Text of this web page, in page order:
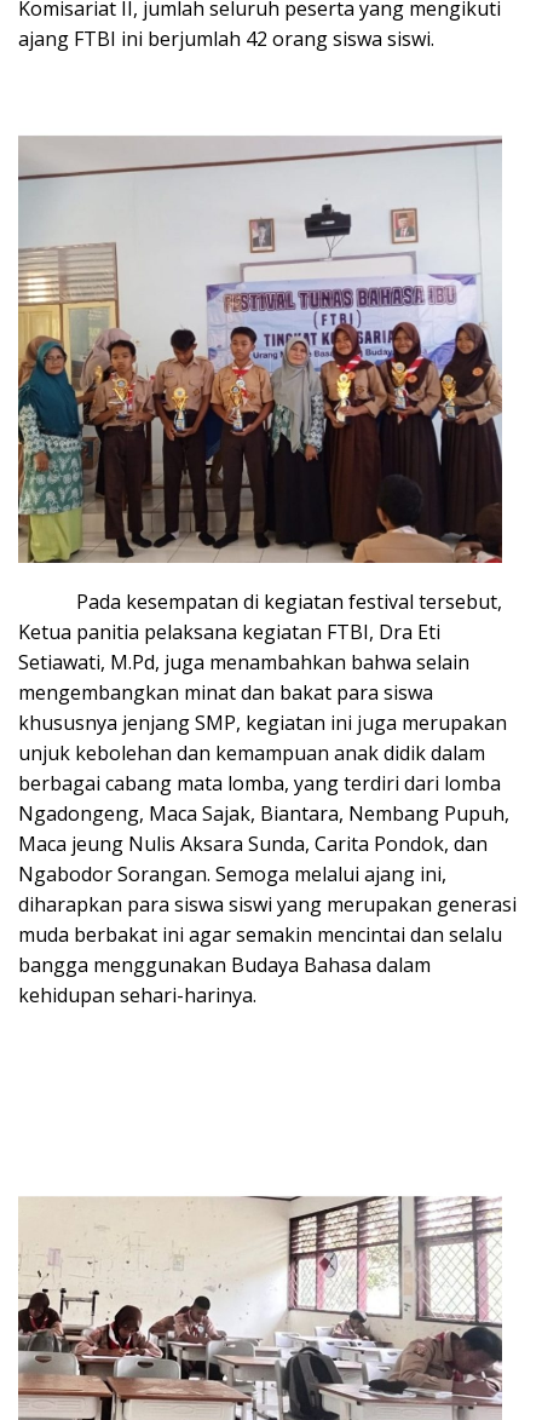
Komisariat II, jumlah seluruh peserta yang mengikuti
ajang FTBI ini berjumlah 42 orang siswa siswi.
Pada kesempatan di kegiatan festival tersebut,
Ketua panitia pelaksana kegiatan FTBI, Dra Eti
Setiawati, M.Pd, juga menambahkan bahwa selain
mengembangkan minat dan bakat para siswa
khususnya jenjang SMP, kegiatan ini juga merupakan
unjuk kebolehan dan kemampuan anak didik dalam
berbagai cabang mata lomba, yang terdiri dari lomba
Ngadongeng, Maca Sajak, Biantara, Nembang Pupuh,
Maca jeung Nulis Aksara Sunda, Carita Pondok, dan
Ngabodor Sorangan. Semoga melalui ajang ini,
diharapkan para siswa siswi yang merupakan generasi
muda berbakat ini agar semakin mencintai dan selalu
bangga menggunakan Budaya Bahasa dalam
kehidupan sehari-harinya.